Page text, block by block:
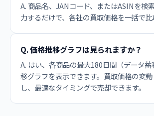
A. 商品名、JANコード、またはASINを検
力するだけで、各社の買取価格を一括で比
Q. 価格推移グラフは見られますか？
A. はい、各商品の最大180日間（データ
移グラフを表示できます。買取価格の変
し、最適なタイミングで売却できます。